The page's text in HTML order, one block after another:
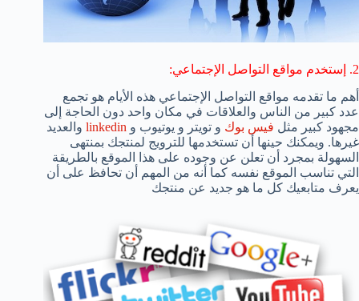
2. إستخدم مواقع التواصل الإجتماعي:
أهم ما تقدمه مواقع التواصل الإجتماعي هذه الأيام هو تجمع
عدد كبير من الناس والعلاقات في مكان واحد دون الحاجة إلى
مجهود كبير مثل فيس بوك و تويتر و يوتيوب و linkedin والعديد
غيرها. ويمكنك حينها أن تستخدمها للترويج لمنتجك بمنتهى
السهولة بمجرد أن تعلن عن وجوده على هذا الموقع بالطريقة
التي تناسب الموقع نفسه كما أنه من المهم أن تحافظ على أن
يعرف متابعيك كل ما هو جديد عن منتجك